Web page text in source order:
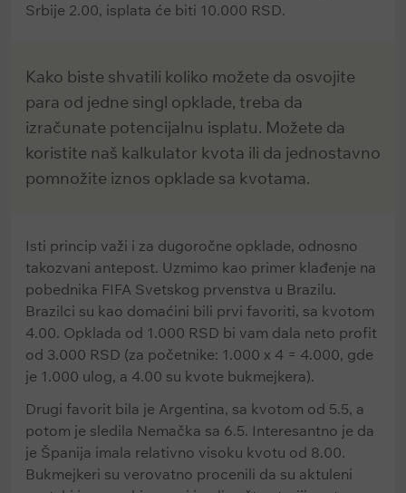
Srbije 2.00, isplata će biti 10.000 RSD.
Kako biste shvatili koliko možete da osvojite
para od jedne singl opklade, treba da
izračunate potencijalnu isplatu. Možete da
koristite naš kalkulator kvota ili da jednostavno
pomnožite iznos opklade sa kvotama.
Isti princip važi i za dugoročne opklade, odnosno
takozvani antepost. Uzmimo kao primer klađenje na
pobednika FIFA Svetskog prvenstva u Brazilu.
Brazilci su kao domaćini bili prvi favoriti, sa kvotom
4.00. Opklada od 1.000 RSD bi vam dala neto profit
od 3.000 RSD (za početnike: 1.000 x 4 = 4.000, gde
je 1.000 ulog, a 4.00 su kvote bukmejkera).
Drugi favorit bila je Argentina, sa kvotom od 5.5, a
potom je sledila Nemačka sa 6.5. Interesantno je da
je Španija imala relativno visoku kvotu od 8.00.
Bukmejkeri su verovatno procenili da su aktuleni